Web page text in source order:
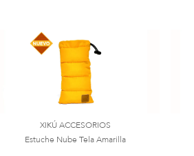
XIKÚ ACCESORIOS
Estuche Nube Tela Amarilla